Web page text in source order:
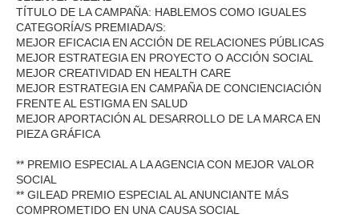
TÍTULO DE LA CAMPAÑA: HABLEMOS COMO IGUALES
CATEGORÍA/S PREMIADA/S:
MEJOR EFICACIA EN ACCIÓN DE RELACIONES PÚBLICAS
MEJOR ESTRATEGIA EN PROYECTO O ACCIÓN SOCIAL
MEJOR CREATIVIDAD EN HEALTH CARE
MEJOR ESTRATEGIA EN CAMPAÑA DE CONCIENCIACIÓN
FRENTE AL ESTIGMA EN SALUD
MEJOR APORTACIÓN AL DESARROLLO DE LA MARCA EN
PIEZA GRÁFICA
** PREMIO ESPECIAL A LA AGENCIA CON MEJOR VALOR
SOCIAL
** GILEAD PREMIO ESPECIAL AL ANUNCIANTE MÁS
COMPROMETIDO EN UNA CAUSA SOCIAL